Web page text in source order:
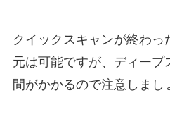
クイックスキャンが終わっ
元は可能ですが、ディープ
間がかかるので注意しまし